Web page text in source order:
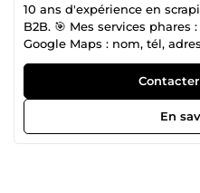
10 ans d'expérience en
B2B. 🎯 Mes services phares : Prospects B2B E-mails via
Google Maps : nom, tél,
secteur/zone, format Excel
produits, contacts, avis 💡 Pourquoi me choisir : Rigueur,
précision et fiabilité sont au
vous ayez besoin d'une
accompagnement récurrent
En